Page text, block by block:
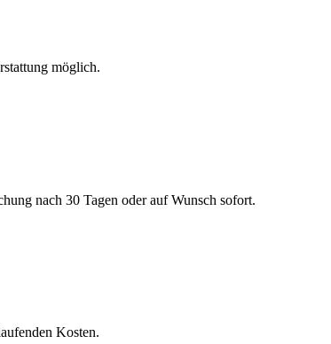
möglich.
nach 30 Tagen oder auf Wunsch sofort.
Kosten.